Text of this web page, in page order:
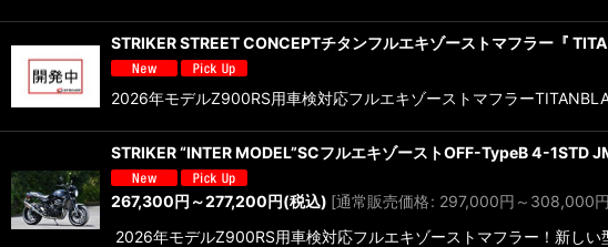
STRIKER STREET CONCEPTチタンフルエキゾーストマフラー『
2026年モデルZ900RS用車検対応フルエキゾーストマフラー
STRIKER “INTER MODEL”SCフルエキゾーストOFF-TypeB 4-
267,300円 ～277,200円(税込) [通常販売価格: 297,000円 ～308,000円
2026年モデルZ900RS用車検対応フルエキゾーストマフラー！新し